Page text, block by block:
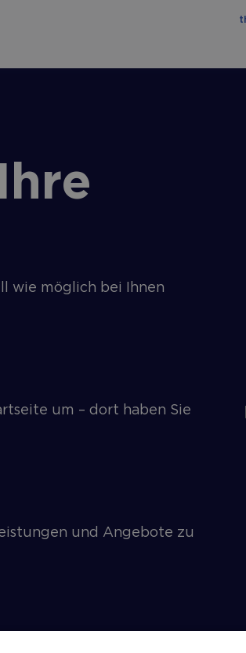
wie möglich bei Ihnen
um – dort haben Sie
und Angebote zu